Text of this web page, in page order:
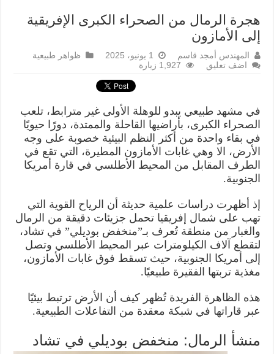
هجرة الرمال من الصحراء الكبرى الإفريقية
إلى الأمازون
المهندس أمجد قاسم 1 يونيو، 2025
ظواهر طبيعية
اضف تعليق
1,927 زيارة
في مشهد طبيعي يبدو للوهلة الأولى غير مترابط، تلعب
الصحراء الكبرى، بأراضيها القاحلة والممتدة، دورًا حيويًا
في بقاء واحدة من أكثر النظم البيئية خصوبة على وجه
الأرض، الا وهي غابات الأمازون المطيرة، التي تقع في
الطرف المقابل من المحيط الأطلسي في قارة أمريكا
الجنوبية.
إذ أظهرت دراسات علمية حديثة أن الرياح القوية التي
تهب على شمال إفريقيا تحمل جزيئات دقيقة من الرمال
والغبار من منطقة تُعرف بـ”منخفض بوديلي” في تشاد،
لتقطع آلاف الكيلومترات عبر المحيط الأطلسي وتصل
إلى أمريكا الجنوبية، حيث تسقط فوق غابات الأمازون،
مغذية تربتها الفقيرة طبيعيًا.
هذه الظاهرة الفريدة تُظهر كيف أن الأرض ترتبط بيئيًا
عبر قاراتها في شبكة معقدة من التفاعلات الطبيعية.
منشأ الرمال: منخفض بوديلي في تشاد